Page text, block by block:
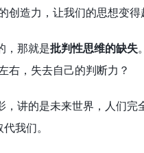
创造力，让我们的思想变得
，那就是批判性思维的缺失
右，失去自己的判断力？
，讲的是未来世界，人们
我们。